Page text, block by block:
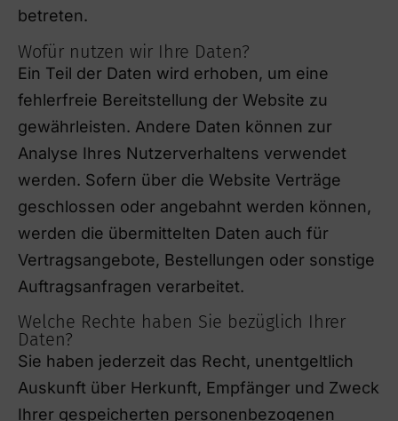
betreten.
Wofür nutzen wir Ihre Daten?
Ein Teil der Daten wird erhoben, um eine
fehlerfreie Bereitstellung der Website zu
gewährleisten. Andere Daten können zur
Analyse Ihres Nutzerverhaltens verwendet
werden. Sofern über die Website Verträge
geschlossen oder angebahnt werden können,
werden die übermittelten Daten auch für
Vertragsangebote, Bestellungen oder sonstige
Auftragsanfragen verarbeitet.
Welche Rechte haben Sie bezüglich Ihrer
Daten?
Sie haben jederzeit das Recht, unentgeltlich
Auskunft über Herkunft, Empfänger und Zweck
Ihrer gespeicherten personenbezogenen